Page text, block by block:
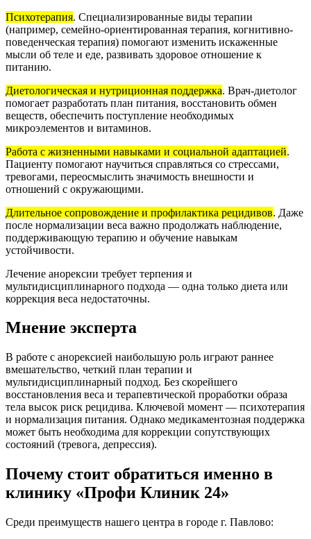
Психотерапия. Специализированные виды терапии
(например, семейно-ориентированная терапия, когнитивно-
поведенческая терапия) помогают изменить искаженные
мысли об теле и еде, развивать здоровое отношение к
питанию.
Диетологическая и нутриционная поддержка. Врач-диетолог
помогает разработать план питания, восстановить обмен
веществ, обеспечить поступление необходимых
микроэлементов и витаминов.
Работа с жизненными навыками и социальной адаптацией.
Пациенту помогают научиться справляться со стрессами,
тревогами, переосмыслить значимость внешности и
отношений с окружающими.
Длительное сопровождение и профилактика рецидивов. Даже
после нормализации веса важно продолжать наблюдение,
поддерживающую терапию и обучение навыкам
устойчивости.
Лечение анорексии требует терпения и
мультидисциплинарного подхода — одна только диета или
коррекция веса недостаточны.
Мнение эксперта
В работе с анорексией наибольшую роль играют раннее
вмешательство, четкий план терапии и
мультидисциплинарный подход. Без скорейшего
восстановления веса и терапевтической проработки образа
тела высок риск рецидива. Ключевой момент — психотерапия
и нормализация питания. Однако медикаментозная поддержка
может быть необходима для коррекции сопутствующих
состояний (тревога, депрессия).
Почему стоит обратиться именно в
клинику «Профи Клиник 24»
Среди преимуществ нашего центра в городе г. Павлово: